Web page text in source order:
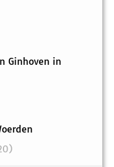
Ginhoven in